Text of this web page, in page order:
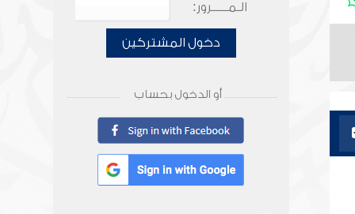
الـمـــــرور:
دخول المشتركين
أو الدخول بحساب